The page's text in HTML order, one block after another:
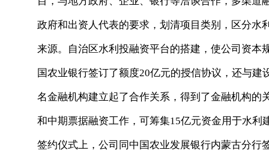
政府和出资人代表的要求，划清项目类别，区分
来源。自治区水利投融资平台的搭建，使公司资
国农业银行签订了额度20亿元的授信协议，还与
名金融机构建立起了合作关系，得到了金融机构的
和中期票据融资工作，可筹集15亿元资金用于水
签约仪式上，公司同中国农业发展银行内蒙古分行